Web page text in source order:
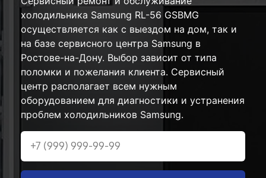
холодильника Samsung RL-56 GSBMG
осуществляется как с выездом на дом, так и
на базе сервисного центра Samsung в
Ростове-на-Дону. Выбор зависит от типа
поломки и пожелания клиента. Сервисный
центр располагает всем нужным
оборудованием для диагностики и устранения
проблем холодильников Samsung.